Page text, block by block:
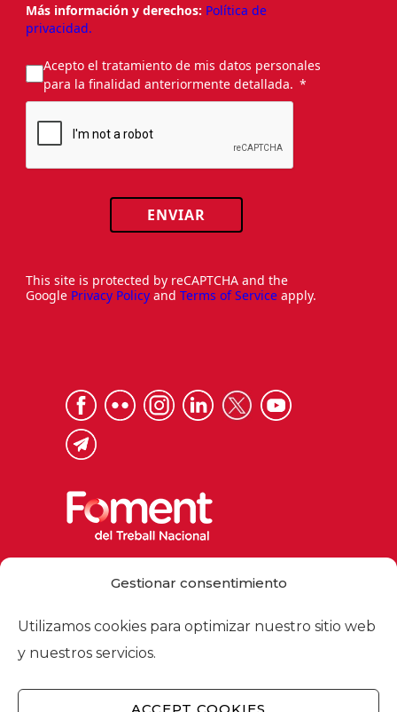
Gestionar consentimiento
Utilizamos cookies para optimizar nuestro sitio web
y nuestros servicios.
Más información y derechos: Política de
privacidad.
Acepto el tratamiento de mis datos personales
para la finalidad anteriormente detallada.
ENVIAR
This site is protected by reCAPTCHA and the
Google Privacy Policy and Terms of Service apply.
foment@foment.com